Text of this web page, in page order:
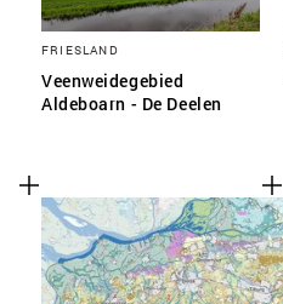
FRIESLAND
Veenweidegebied
Aldeboarn - De Deelen